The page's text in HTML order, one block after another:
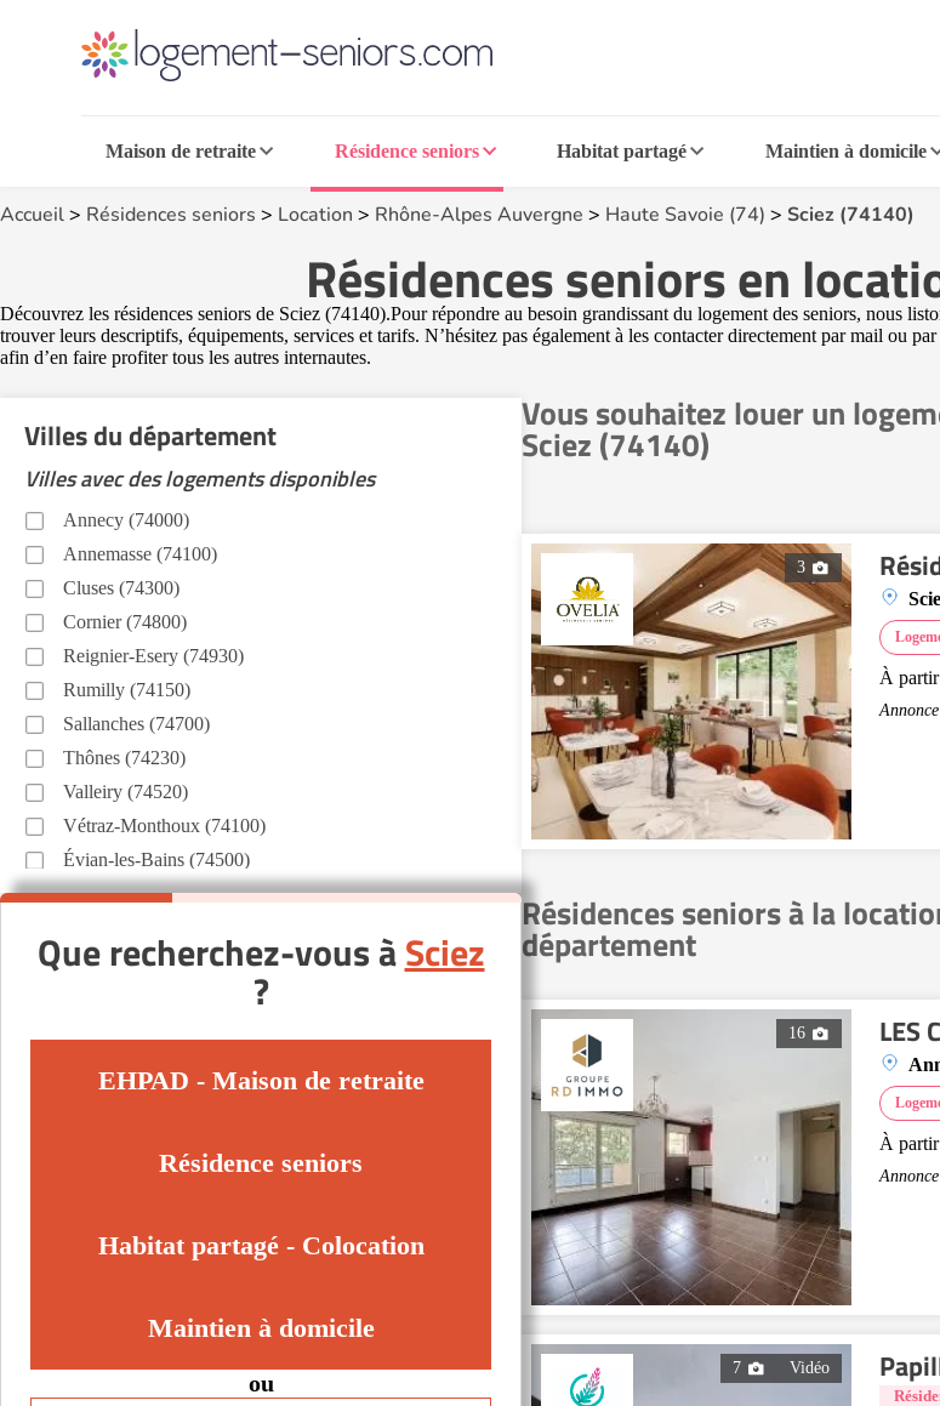
Maison de retraite Résidence seniors Habitat partagé Maintien à domicile
Accueil> Résidences seniors > Location > Rhône-Alpes Auvergne > Haute Savoie (74) > Sciez (74140)
Résidences seniors en
Découvrez les résidences seniors de Sciez (74140).Pour répondre au besoin grandissant du logement des seniors, nous
trouver leurs descriptifs, équipements, services et tarifs. N’hésitez pas également à les contacter directement par mail ou
afin d’en faire profiter tous les autres internautes.
Vous souhaitez louer un
Sciez (74140)
3
À
Annonce
Résidences seniors à la
département
16 LES
À
Annonce
7 Vidéo
Villes du département
Villes avec des logements disponibles
Annecy (74000)
Annemasse (74100)
Cluses (74300)
Cornier (74800)
Reignier-Esery (74930)
Rumilly (74150)
Sallanches (74700)
Thônes (74230)
Valleiry (74520)
Vétraz-Monthoux (74100)
Évian-les-Bains (74500)
Autres villes du département
Annecy-le-Vieux (74940)
Habère-Lullin (74420)
La Roche-sur-Foron (74800)
Que recherchez-vous àSciez
?
EHPAD - Maison de retraite
Résidence seniors
Habitat partagé - Colocation
Maintien à domicile
ou